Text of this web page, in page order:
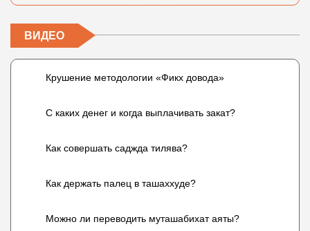
ВИДЕО
Крушение методологии «Фикх довода»
С каких денег и когда выплачивать закат?
Как совершать саджда тилява?
Как держать палец в ташаххуде?
Можно ли переводить муташабихат аяты?